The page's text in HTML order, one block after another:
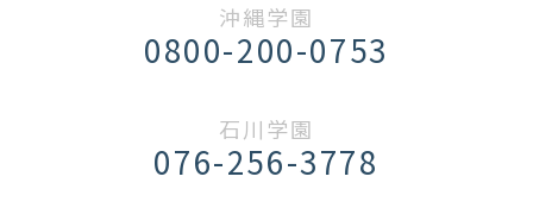
沖縄学園
0800-200-0753
石川学園
076-256-3778